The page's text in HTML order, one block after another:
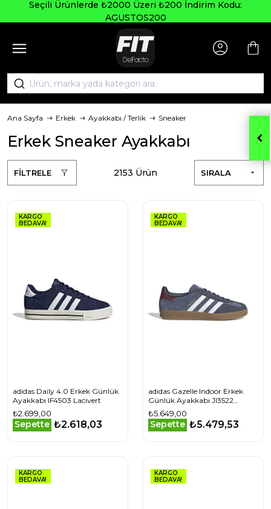
Seçili Ürünlerde ₺2000 Üzeri ₺200 İndirim Kodu:
AGUSTOS200
Ana Sayfa Erkek Ayakkabı / Terlik Sneaker
Erkek Sneaker Ayakkabı
FİLTRELE SIRALA
2153 Ürün
KARGO
BEDAVA!
adidas Daily 4.0 Erkek Günlük
Ayakkabı IF4503 Lacivert
₺2.699,00
Sepette ₺2.618,03
KARGO
BEDAVA!
adidas Gazelle Indoor Erkek
Günlük Ayakkabı JI3522
Lacivert
₺5.649,00
Sepette ₺5.479,53
KARGO
BEDAVA!
KARGO
BEDAVA!